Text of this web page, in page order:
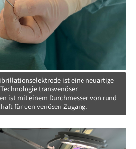
ist eine neuartige
transvenöser
ist mit einem Durchmesser von rund
für den venösen Zugang.